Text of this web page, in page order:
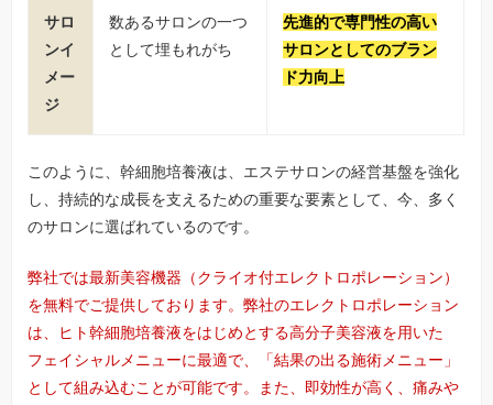
サロ
ンイ
メー
ジ
数あるサロンの一つ
として埋もれがち
先進的で専門性の高い
サロンとしてのブラン
ド力向上
このように、幹細胞培養液は、エステサロンの経営基盤を強化
し、持続的な成長を支えるための重要な要素として、今、多く
のサロンに選ばれているのです。
弊社では最新美容機器（クライオ付エレクトロポレーション）
を無料でご提供しております。弊社のエレクトロポレーション
は、ヒト幹細胞培養液をはじめとする高分子美容液を用いた
フェイシャルメニューに最適で、「結果の出る施術メニュー」
として組み込むことが可能です。また、即効性が高く、痛みや